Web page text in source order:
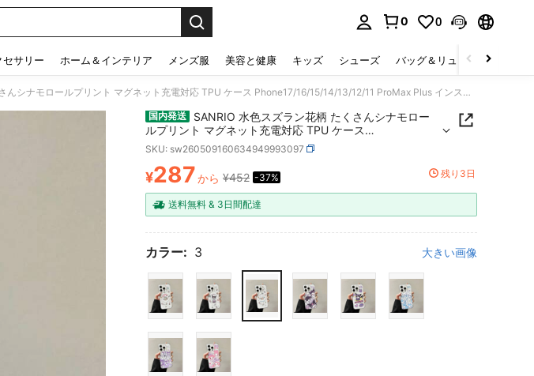
0 0
セサリー ホーム＆インテリア メンズ服 美容と健康 キッズ シューズ バッグ＆リュック
SANRIO 水色スズラン花柄 たくさんシナモロールプリント マグネット充電対応 TPU ケース Phone17/16/15/14/13/12/11 ProMax Plus インスタミニマル癒し系女子スマホアクセサリー
国内発送
SANRIO 水色スズラン花柄 たくさんシナモロー
ルプリント マグネット充電対応 TPU ケース
Phone17/16/15/14/13/12/11 ProMax Plus インスタミニマ
ル癒し系女子スマホアクセサリー
SKU: sw260509160634949993097
PRICE AND AVAILABILITY
¥287から ¥452 -37% 残り3日
送料無料 & 3日間配達
カラー: 3 大きい画像